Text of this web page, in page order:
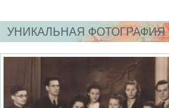
УНИКАЛЬНАЯ ФОТОГРАФИЯ